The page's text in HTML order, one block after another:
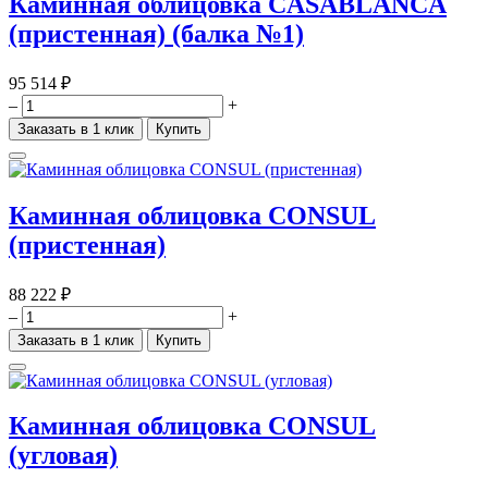
(пристенная) (балка №1)
95 514 ₽
–
+
Заказать в 1 клик Купить
Каминная облицовка CONSUL
(пристенная)
88 222 ₽
–
+
Заказать в 1 клик Купить
Каминная облицовка CONSUL
(угловая)